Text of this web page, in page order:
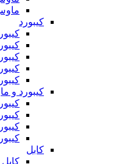
کیبورد
کیبورد و
کابل